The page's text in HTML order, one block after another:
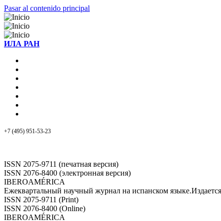
Pasar al contenido principal
ИЛА РАН
+7 (495) 951-53-23
ISSN 2075-9711 (печатная версия)
ISSN 2076-8400 (электронная версия)
IBEROAMÉRICA
Ежеквартальный научный журнал на испанском
ISSN 2075-9711 (Print)
ISSN 2076-8400 (Online)
IBEROAMÉRICA